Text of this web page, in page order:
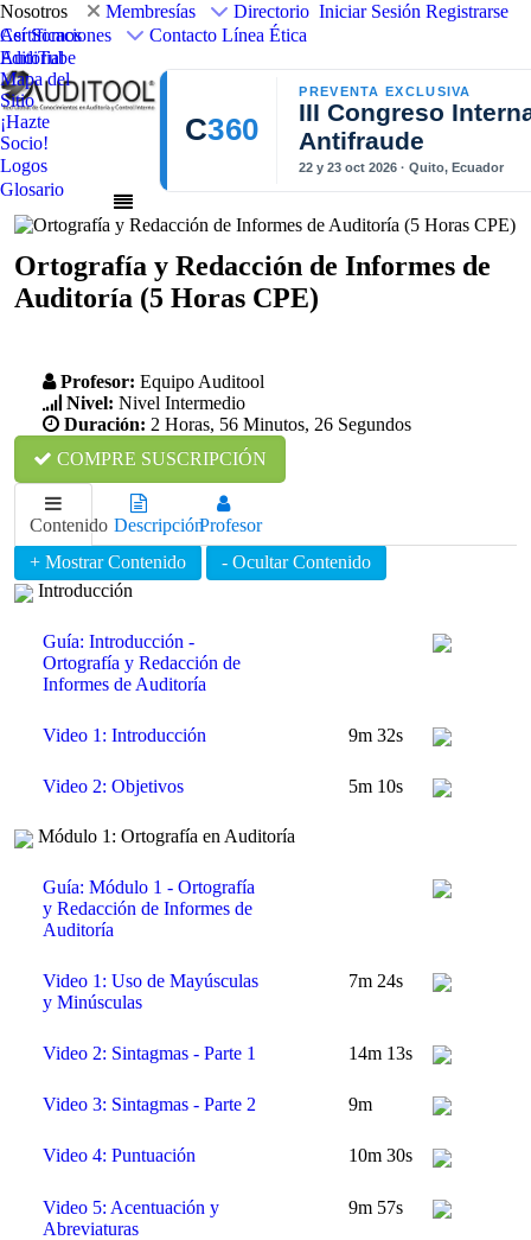
Nosotros
Así Somos
Editorial
Mapa del
Sitio
¡Hazte
Socio!
Logos
Glosario
Membresías
Directorio
Certificaciones
Contacto Línea Ética
AudiTube
Iniciar Sesión Registrarse
C360
PREVENTA EXCLUSIVA
III Congreso
Antifraude
22 y 23 oct 2026 · Quito, Ecuador
Ortografía y Redacción de Informes de
Auditoría (5 Horas CPE)
Profesor: Equipo Auditool
Nivel: Nivel Intermedio
Duración: 2 Horas, 56 Minutos, 26 Segundos
COMPRE SUSCRIPCIÓN
Contenido DescripciónProfesor
Introducción
Guía: Introducción -
Ortografía y Redacción de
Informes de Auditoría
Video 1: Introducción 9m 32s
Video 2: Objetivos 5m 10s
Módulo 1: Ortografía en Auditoría
Guía: Módulo 1 - Ortografía
y Redacción de Informes de
Auditoría
Video 1: Uso de Mayúsculas
y Minúsculas
7m 24s
Video 2: Sintagmas - Parte 1 14m 13s
Video 3: Sintagmas - Parte 2 9m
Video 4: Puntuación 10m 30s
Video 5: Acentuación y
Abreviaturas
9m 57s